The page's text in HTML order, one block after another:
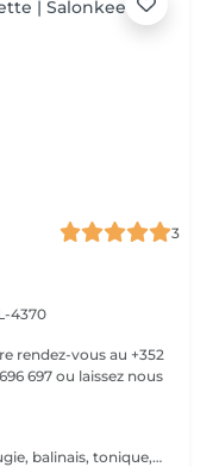
3
4370
rendez-vous au +352
697 ou laissez nous
Massages aux pierres chaudes, à la bougie, balinais, tonique, relaxant traditionnel, ou par zone spécifique